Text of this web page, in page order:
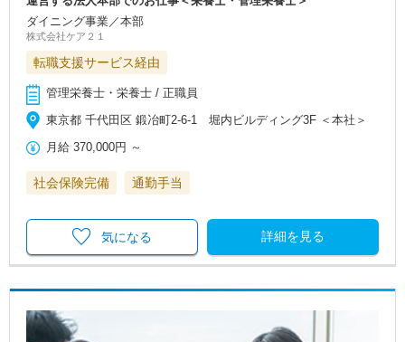
ダイニング事業／本部
株式会社ケア２１
転職支援サービス経由
管理栄養士・栄養士 / 正職員
東京都 千代田区 鍛冶町2-6-1 堀内ビルディング3F ＜本社＞
月給 370,000円 ～
社会保険完備 通勤手当
詳細を見る
気になる